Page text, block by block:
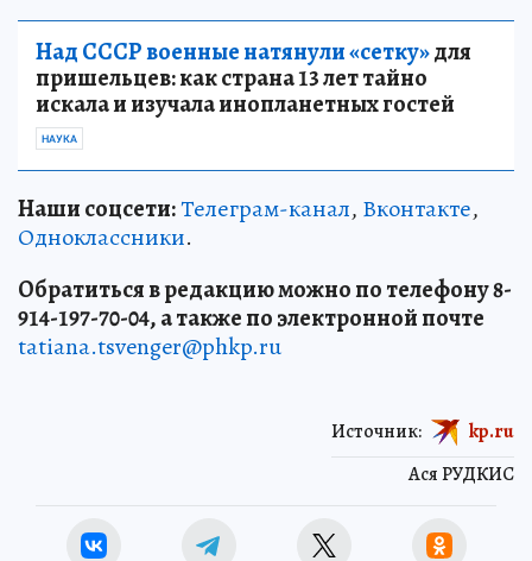
Над СССР военные натянули «сетку»для
пришельцев: как страна 13 лет тайно
искала и изучала инопланетных гостей
НАУКА
Наши соцсети:Телеграм-канал, Вконтакте,
Одноклассники.
Обратиться в редакцию можно по телефону 8-
914-197-70-04, а также по электронной почте
tatiana.tsvenger@phkp.ru
Ася РУДКИС
Источник: kp.ru